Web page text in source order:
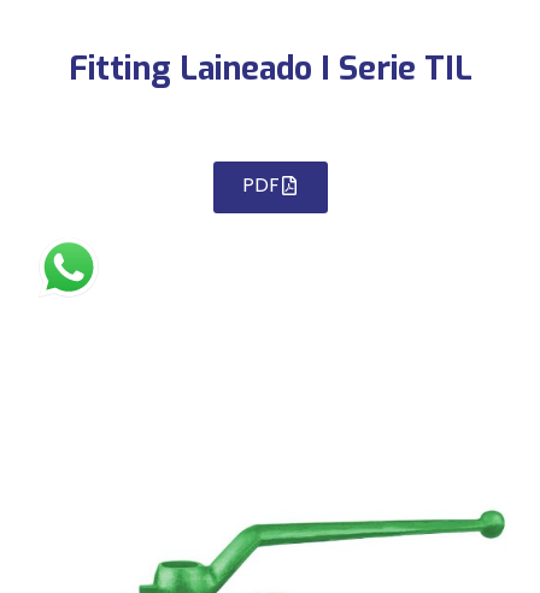
Fitting Laineado I Serie TIL
PDF